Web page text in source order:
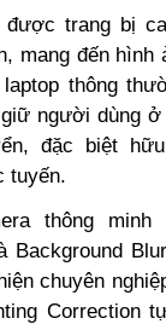
được trang bị
mang đến
thông
người dùng
đặc biệt
tuyến.
thông
Background
chuyên
Correction